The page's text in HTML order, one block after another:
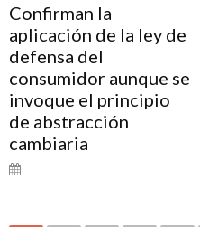
Confirman la
aplicación de la ley de
defensa del
consumidor aunque se
invoque el principio
de abstracción
cambiaria